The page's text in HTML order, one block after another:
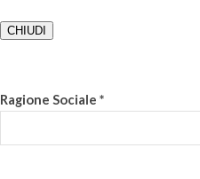
CHIUDI
Ragione Sociale *